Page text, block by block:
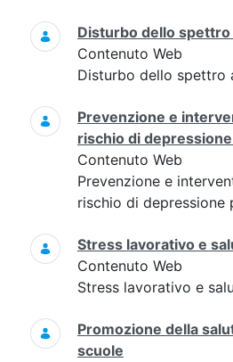
Disturbo dello
Contenuto Web
Disturbo dello spettro
Prevenzione e
rischio di
Contenuto Web
Prevenzione e
rischio di depressione
Stress lavorativo e
Contenuto Web
Stress lavorativo e
Promozione della
scuole